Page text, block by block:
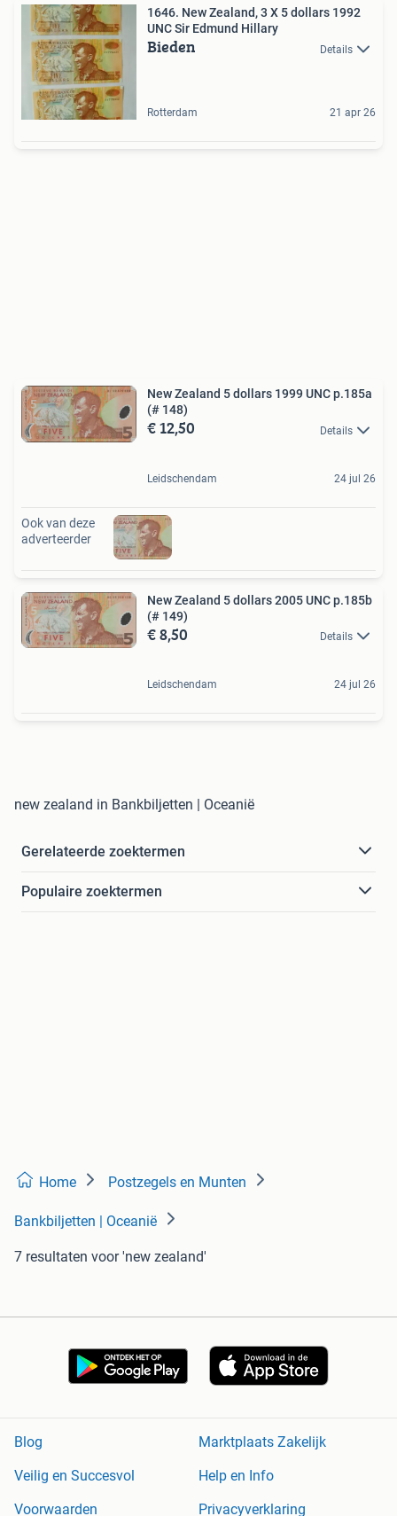
1646. New Zealand, 3 X 5 dollars 1992
UNC Sir Edmund Hillary
Bieden Details
Rotterdam 21 apr 26
New Zealand 5 dollars 1999 UNC p.185a
(# 148)
€ 12,50 Details
Leidschendam 24 jul 26
Ook van deze
adverteerder
New Zealand 5 dollars 2005 UNC p.185b
(# 149)
€ 8,50 Details
Leidschendam 24 jul 26
new zealand in Bankbiljetten | Oceanië
Gerelateerde zoektermen
Populaire zoektermen
Home Postzegels en Munten
Bankbiljetten | Oceanië
7 resultaten voor 'new zealand'
Blog
Marktplaats Zakelijk
Veilig en Succesvol
Help en Info
Voorwaarden
Privacyverklaring